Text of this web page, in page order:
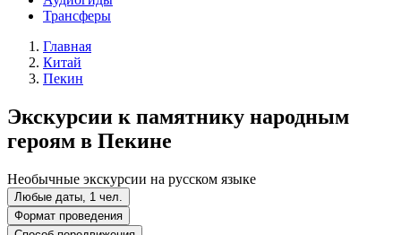
Трансферы
Главная
Китай
Пекин
Экскурсии к памятнику народным
героям в Пекине
Необычные экскурсии на русском языке
Любые даты, 1 чел.
Формат проведения